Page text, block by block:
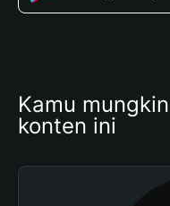
Kamu
konten ini